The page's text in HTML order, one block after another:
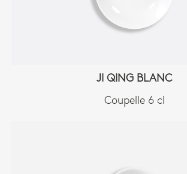
JI QING BLANC
Coupelle 6 cl